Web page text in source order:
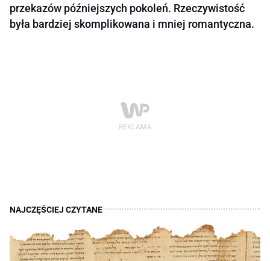
przekazów późniejszych pokoleń. Rzeczywistość
była bardziej skomplikowana i mniej romantyczna.